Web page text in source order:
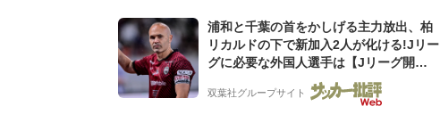
浦和と千葉の首をかしげる主力放出、柏
リカルドの下で新加入2人が化ける!Jリー
グに必要な外国人選手は【Jリーグ開幕
「初めての秋春制」の大激論】(4)
双葉社グループサイト